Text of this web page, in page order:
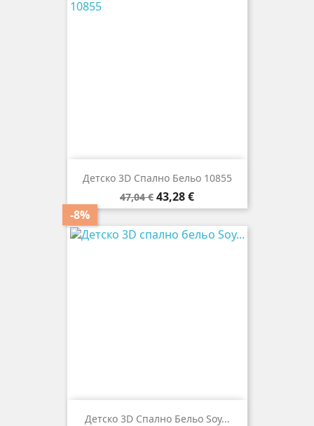
Детско 3D Спално Бельо 10855
Редовна
цена
47,04 €
-8%
Цена
43,28 €
Детско 3D Спално Бельо Soy...